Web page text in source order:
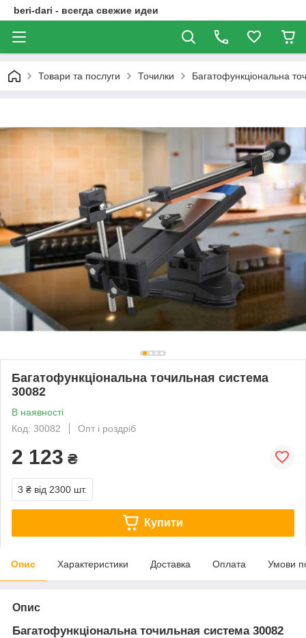
beri-dari - всегда свежие идеи
Товари та послуги Точилки Багатофункціональна
Багатофункціональна точильная система
30082
В наявності
Код: 30082
Опт і роздріб
2 123 ₴
3 ₴ від 2300 шт.
Купити
Опис Характеристики Доставка Оплата Умови
Опис
Багатофункціональна точильная система 30082